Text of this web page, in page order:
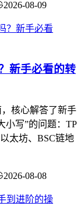
2026-08-09
新手必看的转
核心解答了新手
小写”的问题：TP
太坊、BSC链地
2026-08-08